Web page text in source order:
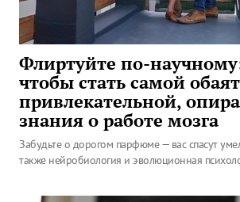
Флиртуйте по-
чтобы стать самой
привлекательной,
знания о работе мозга
Забудьте о дорогом парфюме — вас спасут
также нейробиология и эволюционная